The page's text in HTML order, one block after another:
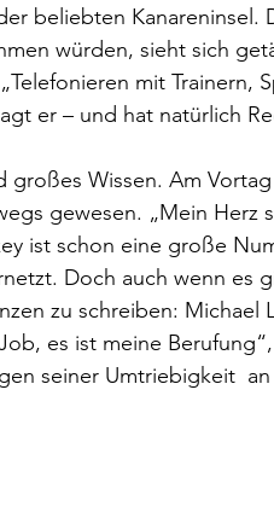
beliebten Kanareninsel.
würden, sieht sich
mit Trainern,
er – und hat natürlich
Wissen. Am Vortag
gewesen. „Mein Herz
ist schon eine große
Doch auch wenn es
zu schreiben: Michael
es ist meine
seiner Umtriebigkeit